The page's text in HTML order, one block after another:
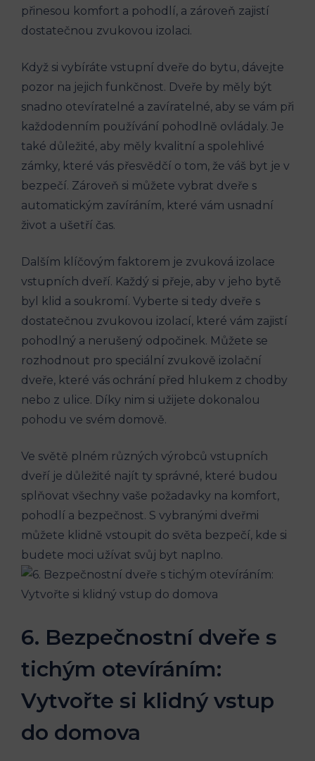
přinesou komfort a pohodlí, a zároveň zajistí
dostatečnou zvukovou izolaci.
Když si vybíráte vstupní dveře do bytu, dávejte
pozor na jejich funkčnost. Dveře by měly být
snadno otevíratelné a zavíratelné, aby se vám při
každodenním používání pohodlně ovládaly. Je
také důležité, aby měly kvalitní a spolehlivé
zámky, které vás přesvědčí o tom, že váš byt je v
bezpečí. Zároveň si můžete vybrat dveře s
automatickým zavíráním, které vám usnadní
život a ušetří čas.
Dalším klíčovým faktorem je zvuková izolace
vstupních dveří. Každý si přeje, aby v jeho bytě
byl klid a soukromí. Vyberte si tedy dveře s
dostatečnou zvukovou izolací, které vám zajistí
pohodlný a nerušený odpočinek. Můžete se
rozhodnout pro speciální zvukově izolační
dveře, které vás ochrání před hlukem z chodby
nebo z ulice. Díky nim si užijete dokonalou
pohodu ve svém domově.
Ve světě plném různých výrobců vstupních
dveří je důležité najít ty správné, které budou
splňovat všechny vaše požadavky na komfort,
pohodlí a bezpečnost. S vybranými dveřmi
můžete klidně vstoupit do světa bezpečí, kde si
budete moci užívat svůj byt naplno.
6. Bezpečnostní dveře s
tichým otevíráním:
Vytvořte si klidný vstup
do domova